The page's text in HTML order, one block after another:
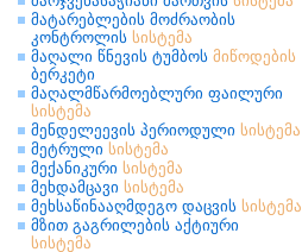
მატარებლების მოძრაობის
კონტროლის სისტემა
მაღალი წნევის ტუმბოს მიწოდების
ბერკეტი
მაღალმწარმოებლური ფაილური
სისტემა
მენდელეევის პერიოდული სისტემა
მეტრული სისტემა
მექანიკური სისტემა
მეხდამცავი სისტემა
მეხსაწინააღმდეგო დაცვის სისტემა
მზით გაგრილების აქტიური
სისტემა